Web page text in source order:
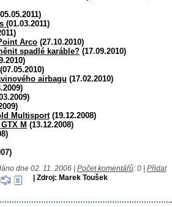
(01.03.2011)
Arco (27.10.2010)
spadlé karáble? (17.09.2010)
(07.05.2010)
airbagu (17.02.2010)
Multisport(19.12.2008)
M (13.12.2008)
dne 02. 11. 2006 | Počet komentářů: 0 | Přidat
| Zdroj: Marek Toušek